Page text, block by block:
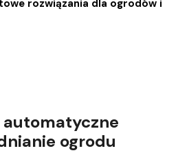
rozwiązania dla ogrodów i
automatyczne
ogrodu